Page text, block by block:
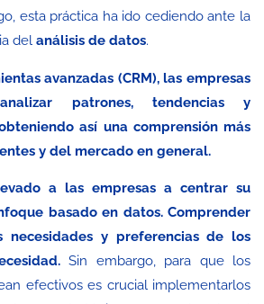
esta práctica ha ido cediendo ante la
del análisis de datos.
avanzadas (CRM), las empresas
patrones, tendencias y
así una comprensión más
y del mercado en general.
a las empresas a centrar su
basado en datos. Comprender
necesidades y preferencias de los
Sin embargo, para que los
efectivos es crucial implementarlos